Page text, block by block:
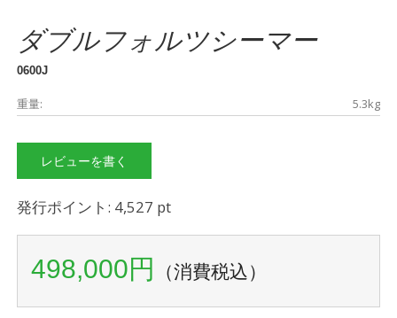
ダブルフォルツシーマー
0600J
重量: 5.3kg
レビューを書く
発行ポイント: 4,527 pt
498,000円 （消費税込）